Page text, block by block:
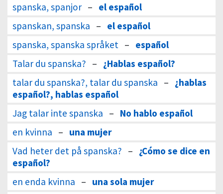
spanska, spanjor – el español
spanskan, spanska – el español
spanska, spanska språket – español
Talar du spanska? – ¿Hablas español?
talar du spanska?, talar du spanska – ¿hablas
español?, hablas español
Jag talar inte spanska – No hablo español
en kvinna – una mujer
Vad heter det på spanska? – ¿Cómo se dice en
español?
en enda kvinna – una sola mujer